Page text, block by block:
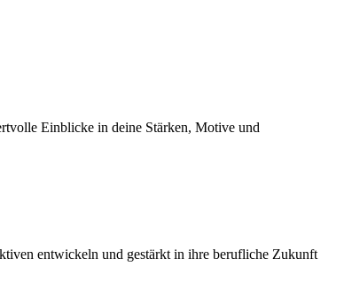
Einblicke in deine Stärken, Motive und
entwickeln und gestärkt in ihre berufliche Zukunft